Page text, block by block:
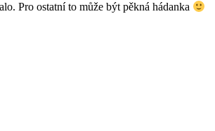
Pro ostatní to může být pěkná hádanka